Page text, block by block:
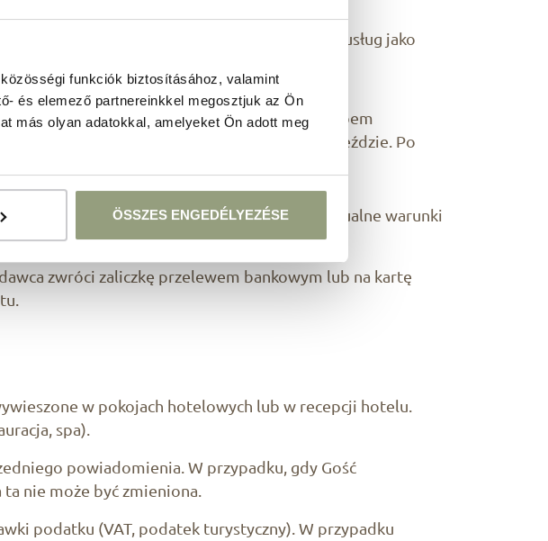
funkciók biztosításához, valamint
és elemező partnereinkkel megosztjuk az Ön
más olyan adatokkal, amelyeket Ön adott meg
ÖSSZES ENGEDÉLYEZÉSE
czasu określonego w ofercie.
Stronę umowy kosztami zamówionych usług jako
kredytową lub zaliczką.
gwarancją karty kredytowej lub innym sposobem
12:00 następnego dnia po planowanym przyjeździe. Po
show).
mogą zostać ustalone inne, indywidualne warunki
zwróci zaliczkę przelewem bankowym lub na kartę
w pokojach hotelowych lub w recepcji hotelu.
spa).
powiadomienia. W przypadku, gdy Gość
nie może być zmieniona.
podatku (VAT, podatek turystyczny). W przypadku